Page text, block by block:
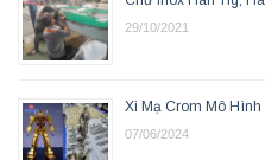
29/10/2021
Xi Mạ Crom Mô
07/06/2024